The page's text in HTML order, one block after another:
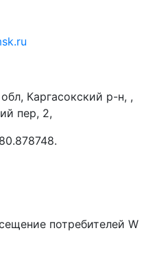
Каргасокский р-н, ,
пер, 2,
.
потребителей W